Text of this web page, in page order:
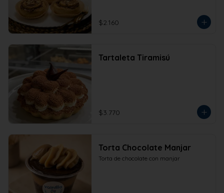
$2.160
Tartaleta Tiramisú
$3.770
Torta Chocolate Manjar
Torta de chocolate con manjar